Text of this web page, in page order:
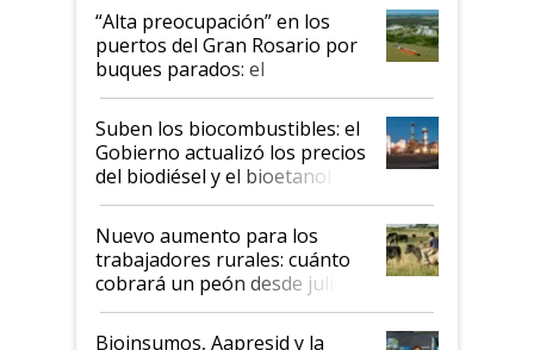
“Alta preocupación” en los
puertos del Gran Rosario por
buques parados: el
funcionamiento de las
exportadoras en tensión tras
la medida de fuerza de los
prácticos
Suben los biocombustibles: el
Gobierno actualizó los precios
del biodiésel y el bioetanol
Nuevo aumento para los
trabajadores rurales: cuánto
cobrará un peón desde julio
Bioinsumos, Aapresid y la